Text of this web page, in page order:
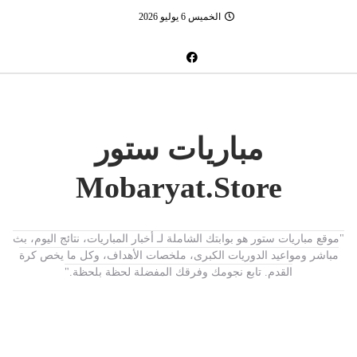
الخميس 6 يوليو 2026
مباريات ستور
Mobaryat.Store
"موقع مباريات ستور هو بوابتك الشاملة لـ أخبار المباريات، نتائج اليوم، بث
مباشر ومواعيد الدوريات الكبرى، ملخصات الأهداف، وكل ما يخص كرة
القدم. تابع نجومك وفرقك المفضلة لحظة بلحظة."